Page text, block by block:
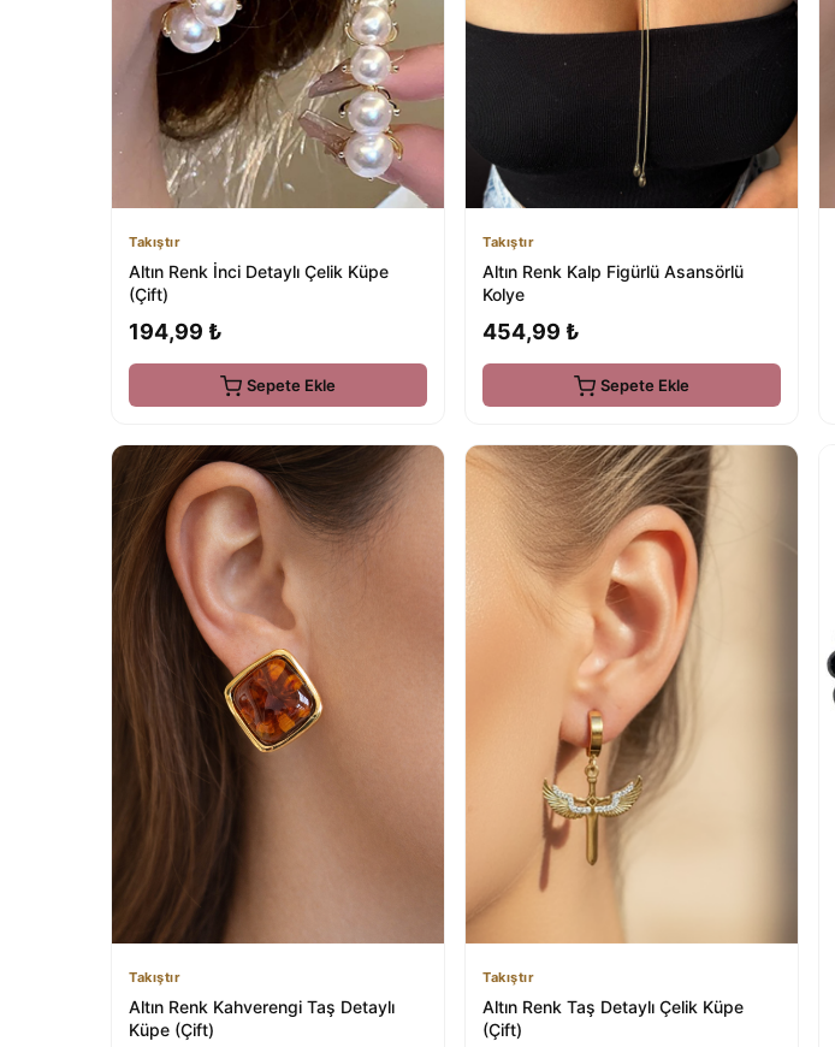
Takıştır
Altın Renk İnci Detaylı Çelik Küpe
(Çift)
194,99 ₺
Sepete Ekle
Takıştır
Altın Renk Kalp Figürlü Asansörlü
Kolye
454,99 ₺
Sepete Ekle
Takıştır
Altın Renk Kahverengi Taş Detaylı
Küpe (Çift)
Takıştır
Altın Renk Taş Detaylı Çelik Küpe
(Çift)